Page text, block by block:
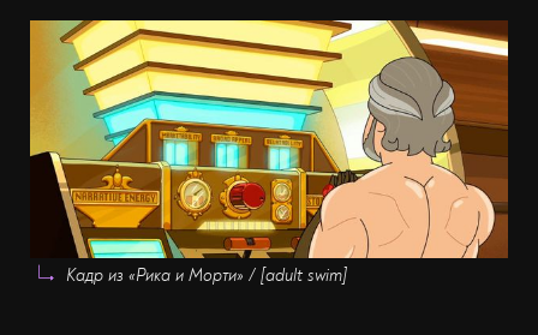
Кадр из «Рика и Морти» / [adult swim]